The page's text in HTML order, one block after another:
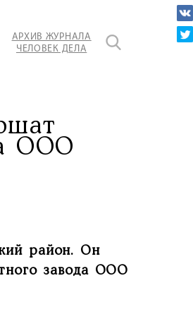
АРХИВ ЖУРНАЛА
ЧЕЛОВЕК ДЕЛА
ООО
район. Он
завода ООО